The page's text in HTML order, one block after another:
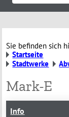
Sie befinden sich
Startseite
Stadtwerke
Mark-E
Info